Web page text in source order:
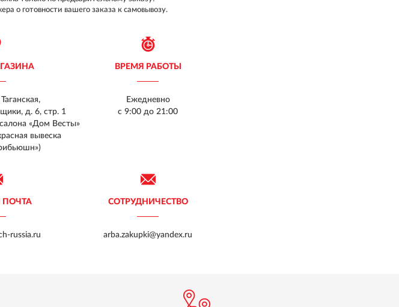
о готовности вашего заказа к самовывозу.
д. 6, стр. 1
«Дом Весты»
вывеска
ВРЕМЯ РАБОТЫ
Ежедневно
с 9:00 до 21:00
ПОЧТА
russia.ru
СОТРУДНИЧЕСТВО
arba.zakupki@yandex.ru